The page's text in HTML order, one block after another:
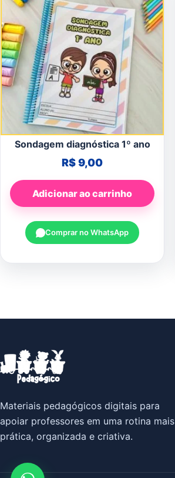
Sondagem diagnóstica 1º ano
R$9,00
Adicionar ao carrinho
Comprar no WhatsApp
Materiais pedagógicos digitais para
apoiar professores em uma rotina mais
prática, organizada e criativa.